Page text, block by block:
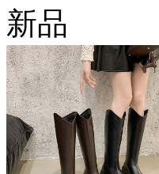
新品